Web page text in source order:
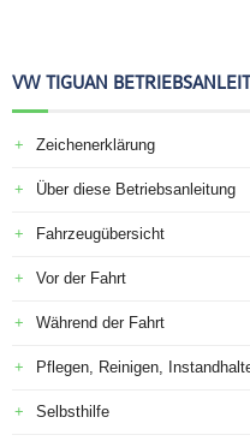
VW TIGUAN
Zeichenerklärung
Über diese Betriebsanleitung
Fahrzeugübersicht
Vor der Fahrt
Während der Fahrt
Pflegen, Reinigen,
Selbsthilfe